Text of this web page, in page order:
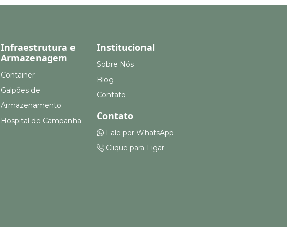
Infraestrutura e
Armazenagem
Container
Galpões de
Armazenamento
Hospital de Campanha
Institucional
Sobre Nós
Blog
Contato
Contato
Fale por WhatsApp
Clique para Ligar